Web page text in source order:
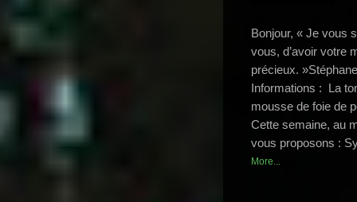
Bonjour, « Je vous
vous, d’avoir votre
précieux.
Informations : La
mousse de foie de
Cette semaine, au
vous proposons :
More...